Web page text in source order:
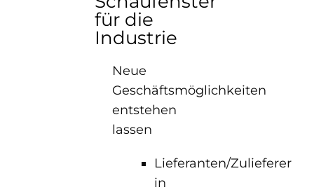
für die
Industrie
Neue
Geschäftsmöglichkeiten
entstehen
lassen
Lieferanten/Zulieferer
in